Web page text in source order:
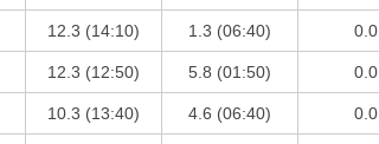
12.3 (14:10) 1.3 (06:40) 0.0
12.3 (12:50) 5.8 (01:50) 0.0
10.3 (13:40) 4.6 (06:40) 0.0